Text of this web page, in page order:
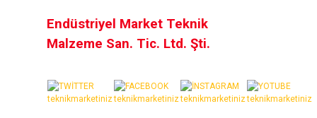
Endüstriyel Market Teknik
Malzeme San. Tic. Ltd. Şti.